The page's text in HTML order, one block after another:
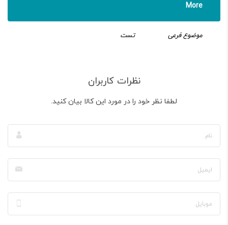
More
موضوع فرعی تست
نظرات کاربران
لطفا نظر خود را در مورد این کالا بیان کنید.